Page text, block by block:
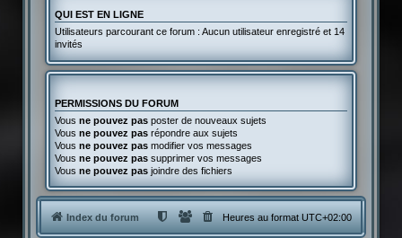
QUI EST EN LIGNE
Utilisateurs parcourant ce forum : Aucun utilisateur enregistré et 14
invités
PERMISSIONS DU FORUM
Vous ne pouvez pasposter de nouveaux sujets
Vous ne pouvez pasrépondre aux sujets
Vous ne pouvez pasmodifier vos messages
Vous ne pouvez passupprimer vos messages
Vous ne pouvez pasjoindre des fichiers
Index du forum Heures au formatUTC+02:00